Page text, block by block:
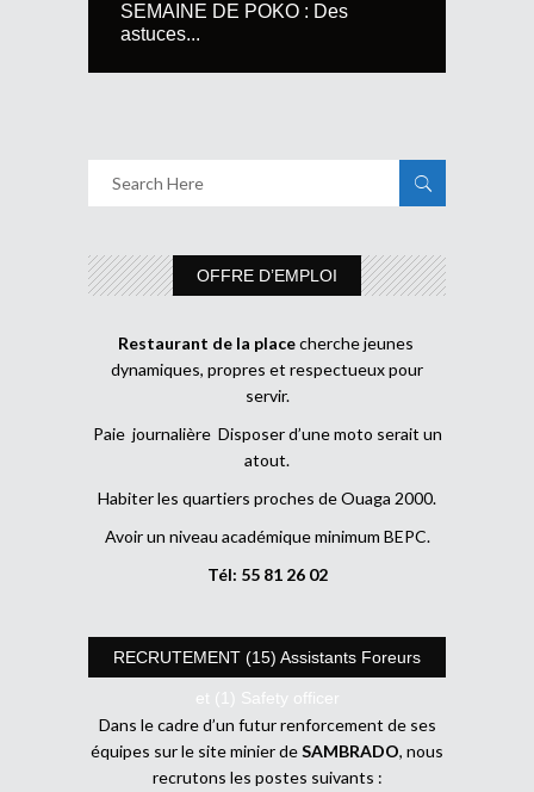
SEMAINE DE POKO : Des
astuces...
OFFRE D’EMPLOI
Restaurant de la placecherche jeunes
dynamiques, propres et respectueux pour
servir.
Paie journalière Disposer d’une moto serait un
atout.
Habiter les quartiers proches de Ouaga 2000.
Avoir un niveau académique minimum BEPC.
Tél: 55 81 26 02
RECRUTEMENT (15) Assistants Foreurs
et (1) Safety officer
Dans le cadre d’un futur renforcement de ses
équipes sur le site minier deSAMBRADO, nous
recrutons les postes suivants :